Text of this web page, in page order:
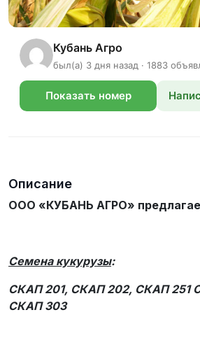
Кубань Агро
был(а) 3 дня назад · 1883
Показать номер
Описание
ООО «КУБАНЬ АГРО»
Семена кукурузы:
СКАП 201, СКАП 202, СКАП 251
СКАП 303